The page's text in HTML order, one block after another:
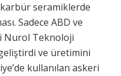
seramiklerde
Sadece ABD ve
Nurol Teknoloji
ve üretimini
kullanılan askeri